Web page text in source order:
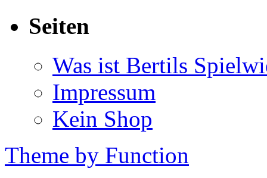
Seiten
Was ist Bertils
Impressum
Kein Shop
Theme by Function